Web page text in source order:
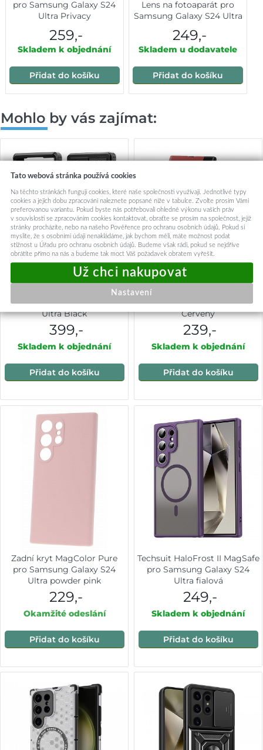
pro Samsung Galaxy S24
Ultra Privacy
259,-
Skladem k objednání
Přidat do košíku
Lens na fotoaparát pro
Samsung Galaxy S24 Ultra
249,-
Skladem u dodavatele
Přidat do košíku
Mohlo by vás zajímat:
ShellBox Vodotěsné pouzdro
IP68 Samsung Galaxy S24
Ultra Black
399,-
Skladem k objednání
Přidat do košíku
Samsung Galaxy S24 Ultra
Červený
239,-
Skladem k objednání
Přidat do košíku
Zadní kryt MagColor Pure
pro Samsung Galaxy S24
Ultra powder pink
229,-
Okamžité odeslání
Přidat do košíku
Techsuit HaloFrost II MagSafe
pro Samsung Galaxy S24
Ultra fialová
249,-
Skladem k objednání
Přidat do košíku
Tato webová stránka používá cookies
Na těchto stránkách fungují cookies, které naše společnosti využívají. Jednotlivé typy
cookies a jejich dobu zpracování naleznete popsané níže v tabulce. Zvolte prosím Vámi
preferovanou variantu. Pokud byste nás potřebovali ohledně výkonu vašich práv
v souvislosti se zpracováním cookies kontaktovat, obraťte se prosím na společnost, jejíž
stránky procházíte, nebo na našeho Pověřence pro ochranu osobních údajů. Pokud si
myslíte, že s osobními údaji nenakládáme, jak bychom měli, máte možnost podat
stížnost u Úřadu pro ochranu osobních údajů. Budeme však rádi, pokud se nejdříve
obrátíte přímo na nás a budeme tak moct Váš požadavek obratem vyřešit.
Nastavení